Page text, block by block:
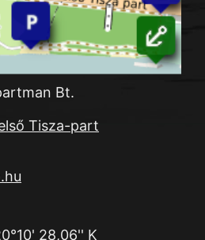
Bt.
Tisza-part
28,06'' K